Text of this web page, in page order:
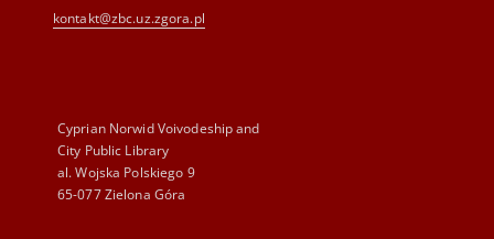
kontakt@zbc.uz.zgora.pl
Cyprian Norwid Voivodeship and
City Public Library
al. Wojska Polskiego 9
65-077 Zielona Góra